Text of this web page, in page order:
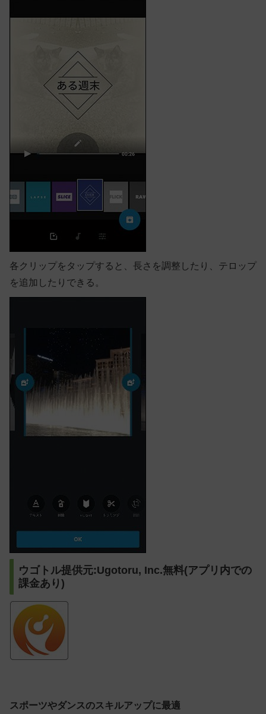
各クリップをタップすると、長さを調整したり、テロップ
を追加したりできる。
ウゴトル提供元:Ugotoru, Inc.無料(アプリ内での
課金あり)
スポーツやダンスのスキルアップに最適